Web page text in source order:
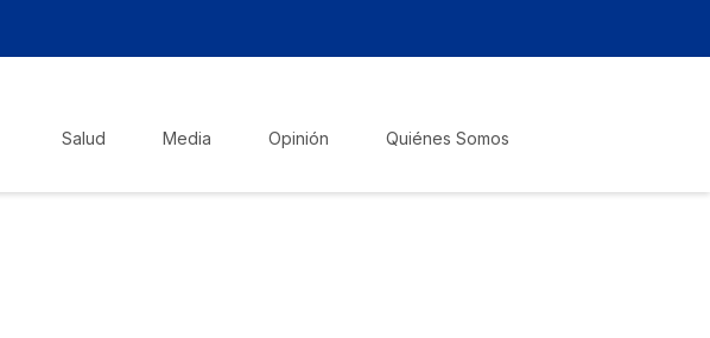
Salud Media Opinión Quiénes Somos